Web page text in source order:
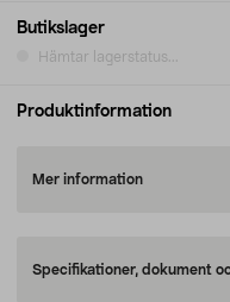
Butikslager
Hämtar lagerstatus...
Produktinformation
Mer information
Specifikationer, dokument